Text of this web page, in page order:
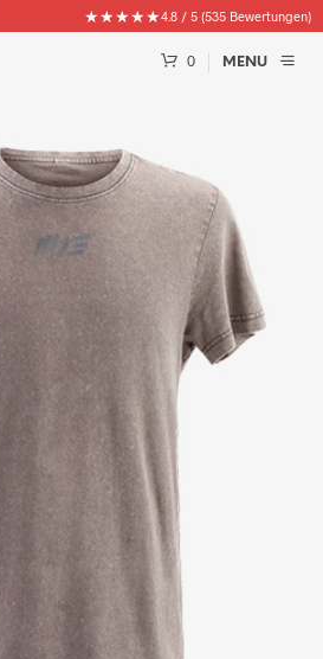
★★★★★4.8 / 5 (535 Bewertungen)
0 MENU